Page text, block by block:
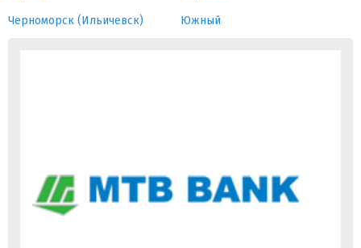
Черноморск (Ильичевск) Южный